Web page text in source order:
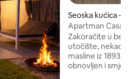
Seoska kućica –
Apartman Casa
uljara
Zakoračite u
utočište,
masline iz 1893.
obnovljen i